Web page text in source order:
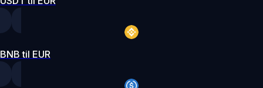
BNB til EUR